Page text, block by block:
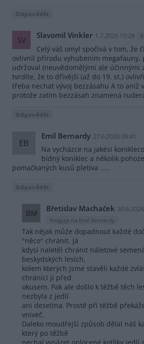
Odpovědět
SV Slavomil Vinkler 1.7.2026 10:28
Celý váš omyl spočívá v tom, že
ovlivnil přírodu vyhubením megafauny,
udržoval (neuvědomělými ale účinnými
tvrdíte, že to dřívější (až do 19. st.)
třeba nechat vývoj bezzásahu A to aniž
protože zatím bezzásah znamená
Odpovědět
EB
Emil Bernardy 27.6.2026 09:41
Na vycházce na jakési
bídný koniklec a několik
pomačkaných kusů pletiva .....
Odpovědět
BM Břetislav Machaček
Reaguje na Emil Bernardy
Tak nějak může dopadnout každé
"něco" chránit. Já
kdysi naletěl chránit náletové
beskydských lesích,
kolem kterých jsme stavěli každé
chránící ji před
okusem. Pak ale došlo k těžbě těch
nezbyla z jedlí
ani desetina. Prostě při těžbě
vniveč.
Daleko moudřejší způsob dělal náš
který po těžbě